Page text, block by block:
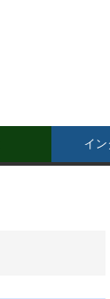
イン